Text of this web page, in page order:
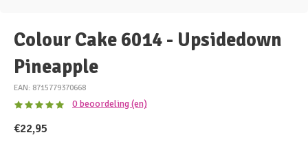
Colour Cake 6014 - Upsidedown
Pineapple
EAN: 8715779370668
0 beoordeling (en)
€22,95